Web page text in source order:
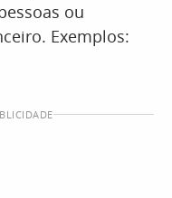
ou
Exemplos: